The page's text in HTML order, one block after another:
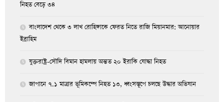
নিহত বেড়ে ৩৪
বাংলাদেশ থেকে ৩ লাখ রোহিঙ্গাকে ফেরত নিতে রাজি মিয়ানমার: আনোয়ার
ইব্রাহিম
যুক্তরাষ্ট্র-সৌদি বিমান হামলায় অন্তত ২০ ইরাকি যোদ্ধা নিহত
জাপানে ৭.১ মাত্রার ভূমিকম্পে নিহত ১৩, ধ্বংসস্তূপে চলছে উদ্ধার অভিযান